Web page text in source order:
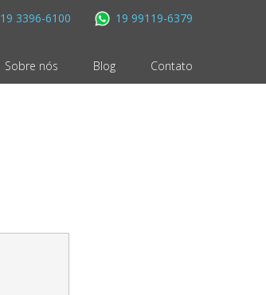
Sobre nós Blog Contato
19 99119-6379
19 3396-6100